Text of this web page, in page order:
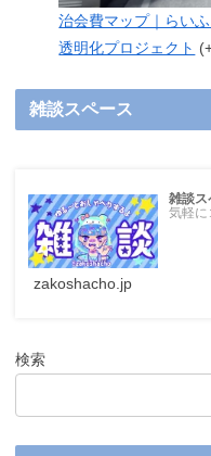
治会費マップ｜らい
透明化プロジェクト
雑談スペース
雑談ス
気軽に
zakoshacho.jp
検索